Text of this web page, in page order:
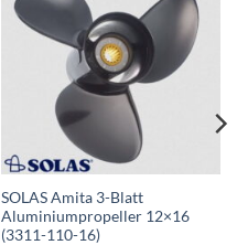
Auf die
Wunschliste
SOLAS Amita 3-Blatt
Aluminiumpropeller 12×16
(3311-110-16)